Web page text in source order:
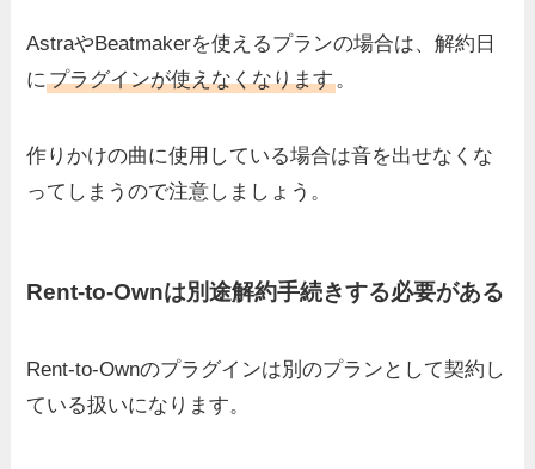
AstraやBeatmakerを使えるプランの場合は、解約日
にプラグインが使えなくなります。
作りかけの曲に使用している場合は音を出せなくな
ってしまうので注意しましょう。
Rent-to-Ownは別途解約手続きする必要がある
Rent-to-Ownのプラグインは別のプランとして契約し
ている扱いになります。